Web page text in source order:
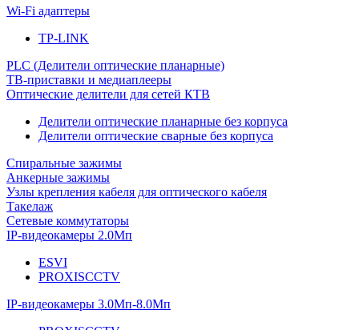
Wi-Fi адаптеры
TP-LINK
PLC (Делители оптические планарные)
ТВ-приставки и медиаплееры
Оптические делители для сетей КТВ
Делители оптические планарные без корпуса
Делители оптические сварные без корпуса
Спиральные зажимы
Анкерные зажимы
Узлы крепления кабеля для оптического кабеля
Такелаж
Сетевые коммутаторы
IP-видеокамеры 2.0Мп
ESVI
PROXISCCTV
IP-видеокамеры 3.0Мп-8.0Мп